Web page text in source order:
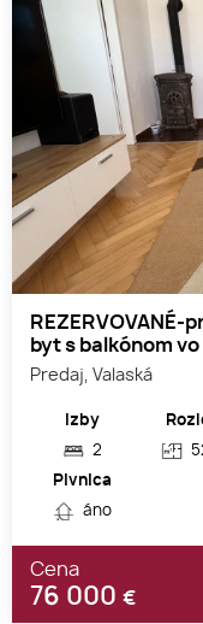
byt s balkónom
Predaj, Valaská
Izby
2
Pivnica
áno
Cena
76 000 €